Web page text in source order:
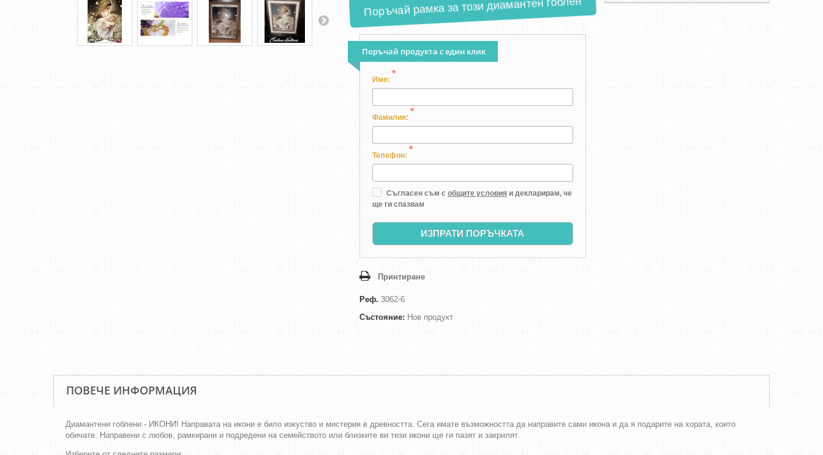
Поръчай рамка за този диамантен гоблен
Поръчай продукта с един клик
Име:
*
Фамилия:
*
Телефон:
*
Съгласен съм с общите условия и декларирам, че
ще ги спазвам
ИЗПРАТИ ПОРЪЧКАТА
Принтиране
Реф. 3062-6
Състояние: Нов продукт
ПОВЕЧЕ ИНФОРМАЦИЯ
Диамантени гоблени - ИКОНИ! Направата на икони е било изкуство и мистерия в древността. Сега имате възможността да направите сами икона и да я подарите на хората, които
обичате. Направени с любов, рамкирани и подредени на семейството или близките ви тези икони ще ги пазят и закрилят.